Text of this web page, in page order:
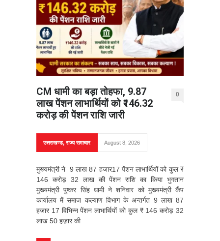
CM धामी का बड़ा तोहफा, 9.87
लाख पेंशन लाभार्थियों को ₹146.32
करोड़ की पेंशन राशि जारी
0
उत्तराखण्ड,राज्य समाचार August 8, 2026
मुख्यमंत्री ने 9 लाख 87 हजार17 पेंशन लाभार्थियों को कुल ₹
146 करोड़ 32 लाख की पेंशन राशि का किया भुगतान
मुख्यमंत्री पुष्कर सिंह धामी ने शनिवार को मुख्यमंत्री कैंप
कार्यालय में समाज कल्याण विभाग के अन्तर्गत 9 लाख 87
हजार 17 विभिन्न पेंशन लाभार्थियों को कुल ₹ 146 करोड़ 32
लाख 50 हज़ार की